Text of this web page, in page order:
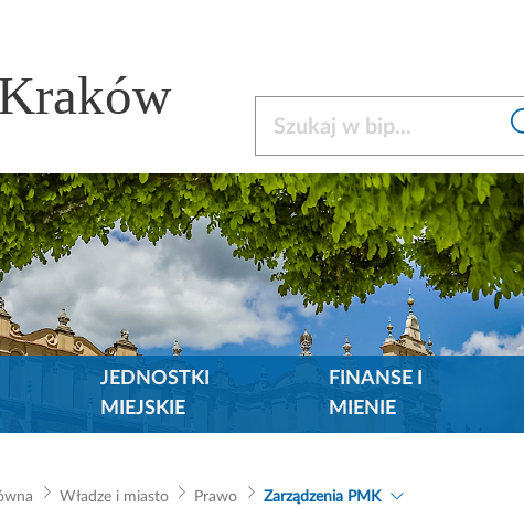
JEDNOSTKI
MIEJSKIE
FINANSE I
MIENIE
Władze i miasto Prawo Zarządzenia PMK